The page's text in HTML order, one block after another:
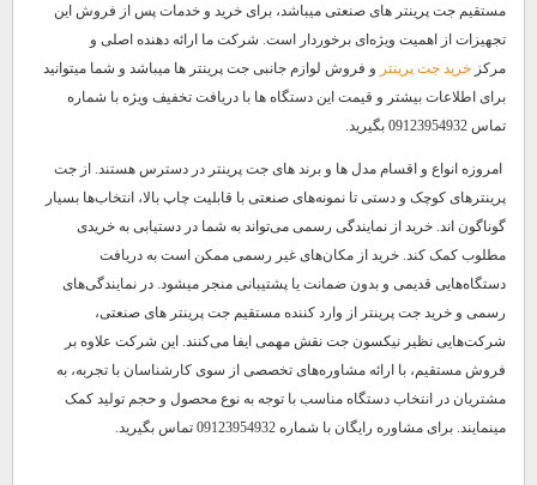
مستقیم جت پرینتر های صنعتی میباشد، برای خرید و خدمات پس از فروش این
تجهیزات از اهمیت ویژه‌ای برخوردار است. شرکت ما ارائه دهنده اصلی و
مرکزخرید جت پرینترو فروش لوازم جانبی جت پرینتر ها میباشد و شما میتوانید
برای اطلاعات بیشتر و قیمت این دستگاه ها با دریافت تخفیف ویژه با شماره
تماس 09123954932 بگیرید.
امروزه انواع و اقسام مدل‌ ها و برند های جت پرینتر در دسترس هستند. از جت
پرینترهای کوچک و دستی تا نمونه‌های صنعتی با قابلیت چاپ بالا، انتخاب‌ها بسیار
گوناگون‌ اند. خرید از نمایندگی رسمی می‌تواند به شما در دستیابی به خریدی
مطلوب کمک کند. خرید از مکان‌های غیر رسمی ممکن است به دریافت
دستگاه‌هایی قدیمی و بدون ضمانت یا پشتیبانی منجر میشود. در نمایندگی‌های
رسمی و خرید جت پرینتر از وارد کننده مستقیم جت پرینتر های صنعتی،
شرکت‌هایی نظیر نیکسون جت نقش مهمی ایفا می‌کنند. این شرکت علاوه بر
فروش مستقیم، با ارائه مشاوره‌های تخصصی از سوی کارشناسان با تجربه، به
مشتریان در انتخاب دستگاه مناسب با توجه به نوع محصول و حجم تولید کمک
مینمایند. برای مشاوره رایگان با شماره 09123954932 تماس بگیرید.